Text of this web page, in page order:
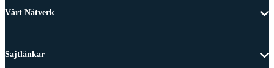
Vårt Nätverk
Sajtlänkar